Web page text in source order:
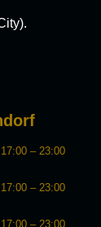
17:00 – 23:00
17:00 – 23:00
17:00 – 23:00